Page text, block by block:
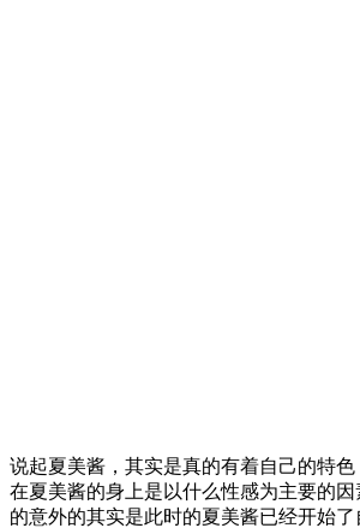
说起夏美酱，其实是真的有着自己的特
在夏美酱的身上是以什么性感为主要的
的意外的其实是此时的夏美酱已经开始